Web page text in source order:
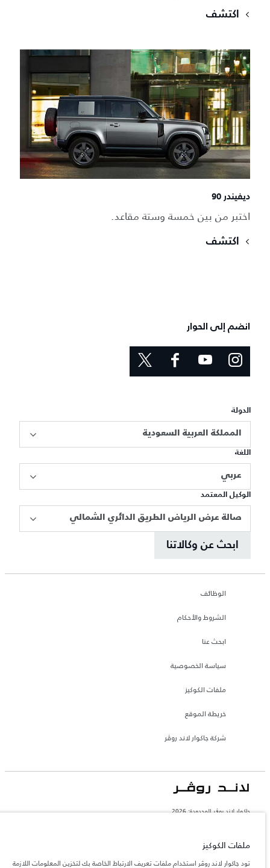
اكتشف
ديفيندر 90
اختبر من بين خمسة وستة مقاعد.
اكتشف
انضم إلى الحوار
الدولة
المملكة العربية السعودية
اللغة
عربي
الوكيل المعتمد
صالة عرض الرياض الطريق الدائري الشمالي
ابحث عن وكالاتنا
الوظائف
الشروط والأحكام
ابحث عنا
سياسة الخصوصية
ملفات الكوكيز
خريطة الموقع
شركة جاكوار لاند روڤر
جاكوار لاند روڨر المحدودة: 2026
تعكس الأوزان المذكورة مواصفات السيارة القياسية. سوف تؤثر الإكسسوارات وغيرها من
العناصر المثبتة بعد نقطة التصنيع في الحمولة. تأكد من عدم تجاوز الوزن الإجمالي للسيارة
والحمولة.
ملفات الكوكيز
تود جاكوار لاند روڤر استخدام ملفات تعريف الارتباط الخاصة بك لتخزين المعلومات اللازمة